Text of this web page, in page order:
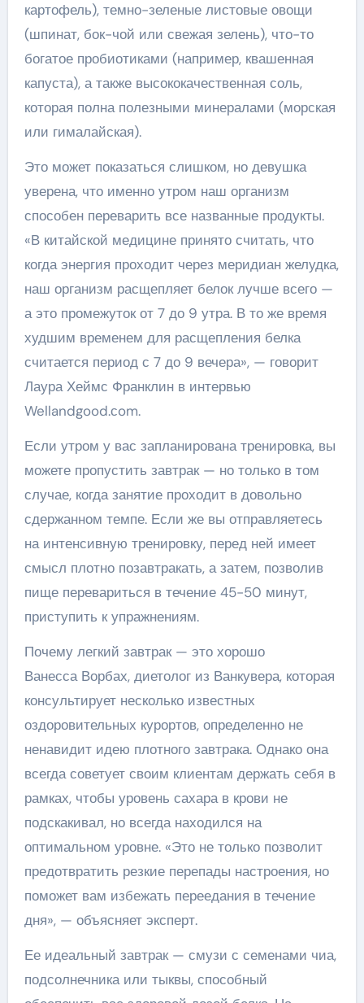
картофель), темно-зеленые листовые овощи
(шпинат, бок-чой или свежая зелень), что-то
богатое пробиотиками (например, квашенная
капуста), а также высококачественная соль,
которая полна полезными минералами (морская
или гималайская).
Это может показаться слишком, но девушка
уверена, что именно утром наш организм
способен переварить все названные продукты.
«В китайской медицине принято считать, что
когда энергия проходит через меридиан желудка,
наш организм расщепляет белок лучше всего —
а это промежуток от 7 до 9 утра. В то же время
худшим временем для расщепления белка
считается период с 7 до 9 вечера», — говорит
Лаура Хеймс Франклин в интервью
Wellandgood.сom.
Если утром у вас запланирована тренировка, вы
можете пропустить завтрак — но только в том
случае, когда занятие проходит в довольно
сдержанном темпе. Если же вы отправляетесь
на интенсивную тренировку, перед ней имеет
смысл плотно позавтракать, а затем, позволив
пище перевариться в течение 45-50 минут,
приступить к упражнениям.
Почему легкий завтрак — это хорошо
Ванесса Ворбах, диетолог из Ванкувера, которая
консультирует несколько известных
оздоровительных курортов, определенно не
ненавидит идею плотного завтрака. Однако она
всегда советует своим клиентам держать себя в
рамках, чтобы уровень сахара в крови не
подскакивал, но всегда находился на
оптимальном уровне. «Это не только позволит
предотвратить резкие перепады настроения, но
поможет вам избежать переедания в течение
дня», — объясняет эксперт.
Ее идеальный завтрак — смузи с семенами чиа,
подсолнечника или тыквы, способный